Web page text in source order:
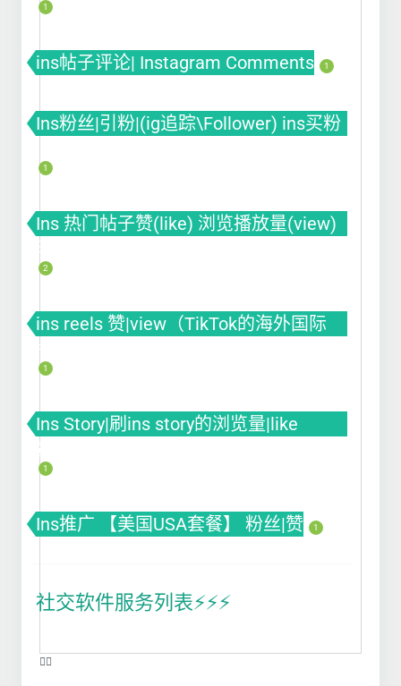
1
ins帖子评论| Instagram Comments 1
Ins粉丝|引粉|(ig追踪\Follower) ins买粉
1
Ins 热门帖子赞(like) 浏览播放量(view)
曝光(impression)
2
ins reels 赞|view（TikTok的海外国际
版）
1
Ins Story|刷ins story的浏览量|like
赞|impression曝光|投票Poll
1
Ins推广 【美国USA套餐】 粉丝|赞 1
社交软件服务列表⚡️⚡️⚡️
❤️‍🔥